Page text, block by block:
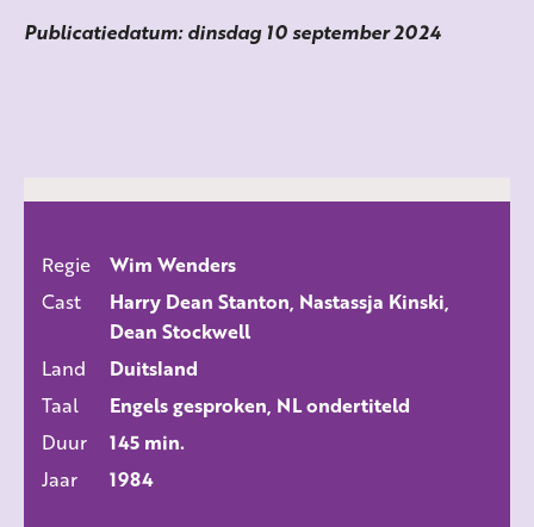
Publicatiedatum: dinsdag 10 september 2024
Regie
Wim Wenders
Cast
Harry Dean Stanton, Nastassja Kinski,
Dean Stockwell
Land
Duitsland
Taal
Engels gesproken, NL ondertiteld
Duur
145 min.
Jaar
1984